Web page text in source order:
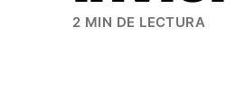
2 MIN DE LECTURA